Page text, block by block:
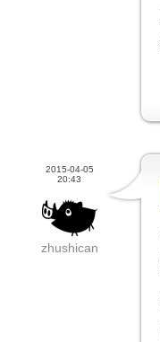
2015-04-05
20:43
zhushican